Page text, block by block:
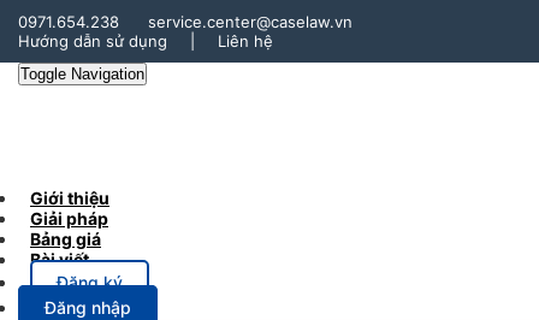
0971.654.238
service.center@caselaw.vn
Hướng dẫn sử dụng
Liên hệ
Toggle Navigation
Giới thiệu
Giải pháp
Bảng giá
Bài viết
Đăng ký
Đăng nhập